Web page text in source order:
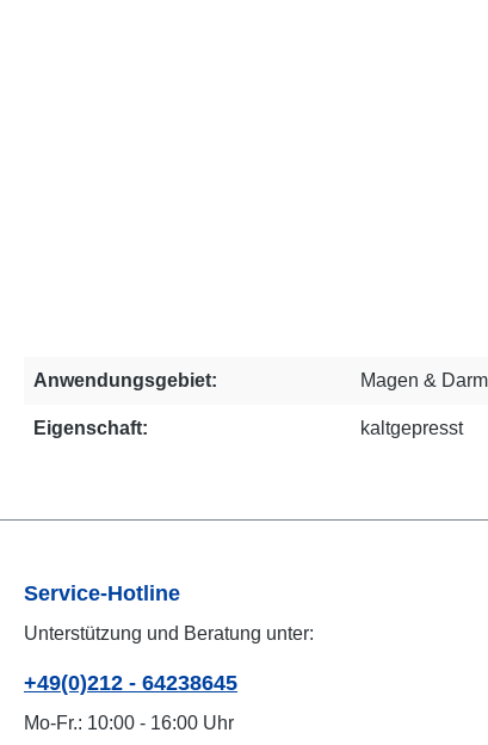
Anwendungsgebiet: Magen &
Eigenschaft: kaltgepresst
Service-Hotline
Unterstützung und Beratung unter:
+49(0)212 - 64238645
Mo-Fr.: 10:00 - 16:00 Uhr